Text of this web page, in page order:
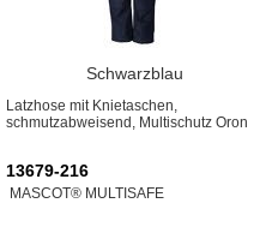
Schwarzblau
Latzhose mit Knietaschen,
schmutzabweisend, Multischutz Oron
13679-216
MASCOT® MULTISAFE